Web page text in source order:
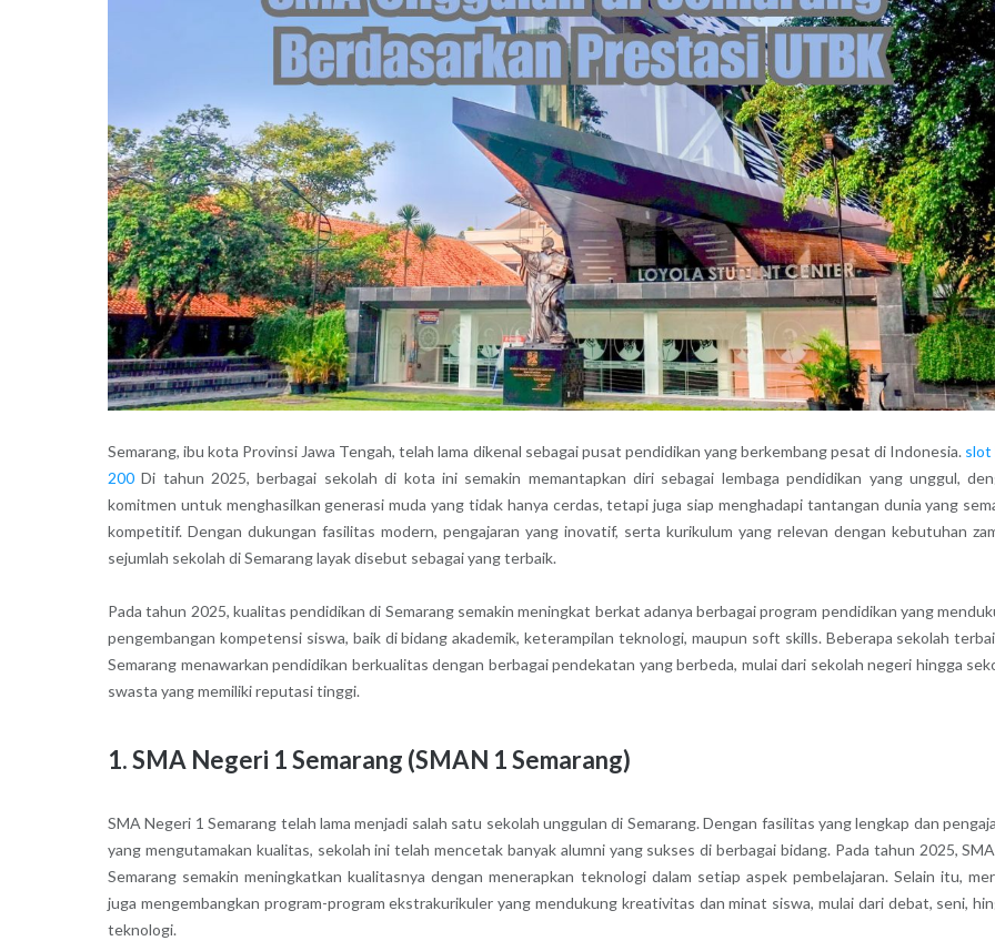
Semarang, ibu kota Provinsi Jawa Tengah, telah lama dikenal sebagai pusat pendidikan yang berkembang pesat di Indonesia. slot
200Di tahun 2025, berbagai sekolah di kota ini semakin memantapkan diri sebagai lembaga pendidikan yang unggul,
komitmen untuk menghasilkan generasi muda yang tidak hanya cerdas, tetapi juga siap menghadapi tantangan dunia yang
kompetitif. Dengan dukungan fasilitas modern, pengajaran yang inovatif, serta kurikulum yang relevan dengan kebutuhan
sejumlah sekolah di Semarang layak disebut sebagai yang terbaik.
Pada tahun 2025, kualitas pendidikan di Semarang semakin meningkat berkat adanya berbagai program pendidikan yang
pengembangan kompetensi siswa, baik di bidang akademik, keterampilan teknologi, maupun soft skills. Beberapa sekolah
Semarang menawarkan pendidikan berkualitas dengan berbagai pendekatan yang berbeda, mulai dari sekolah negeri hingga
swasta yang memiliki reputasi tinggi.
1. SMA Negeri 1 Semarang (SMAN 1 Semarang)
SMA Negeri 1 Semarang telah lama menjadi salah satu sekolah unggulan di Semarang. Dengan fasilitas yang lengkap dan
yang mengutamakan kualitas, sekolah ini telah mencetak banyak alumni yang sukses di berbagai bidang. Pada tahun 2025,
Semarang semakin meningkatkan kualitasnya dengan menerapkan teknologi dalam setiap aspek pembelajaran. Selain itu,
juga mengembangkan program-program ekstrakurikuler yang mendukung kreativitas dan minat siswa, mulai dari debat, seni,
teknologi.